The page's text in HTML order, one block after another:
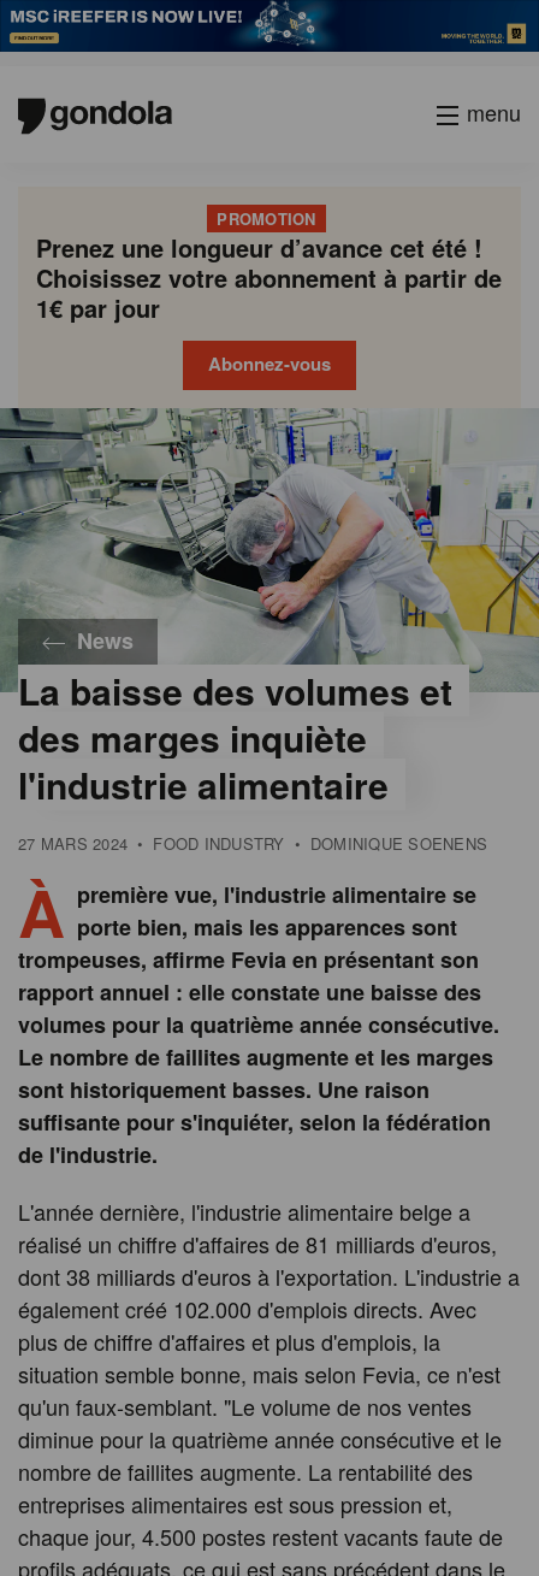
menu
PROMOTION
Prenez une longueur d’avance cet été !
Choisissez votre abonnement à partir de
1€ par jour
Abonnez-vous
News
La baisse des volumes et
des marges inquiète
l'industrie alimentaire
27 MARS 2024 • FOOD INDUSTRY • DOMINIQUE SOENENS
À première vue, l'industrie alimentaire se
porte bien, mais les apparences sont
trompeuses, affirme Fevia en présentant son
rapport annuel : elle constate une baisse des
volumes pour la quatrième année consécutive.
Le nombre de faillites augmente et les marges
sont historiquement basses. Une raison
suffisante pour s'inquiéter, selon la fédération
de l'industrie.
L'année dernière, l'industrie alimentaire belge a
réalisé un chiffre d'affaires de 81 milliards d'euros,
dont 38 milliards d'euros à l'exportation. L'industrie a
également créé 102.000 d'emplois directs. Avec
plus de chiffre d'affaires et plus d'emplois, la
situation semble bonne, mais selon Fevia, ce n'est
qu'un faux-semblant. "Le volume de nos ventes
diminue pour la quatrième année consécutive et le
nombre de faillites augmente. La rentabilité des
entreprises alimentaires est sous pression et,
chaque jour, 4.500 postes restent vacants faute de
profils adéquats, ce qui est sans précédent dans le
Gondola
academy
Gondola
society